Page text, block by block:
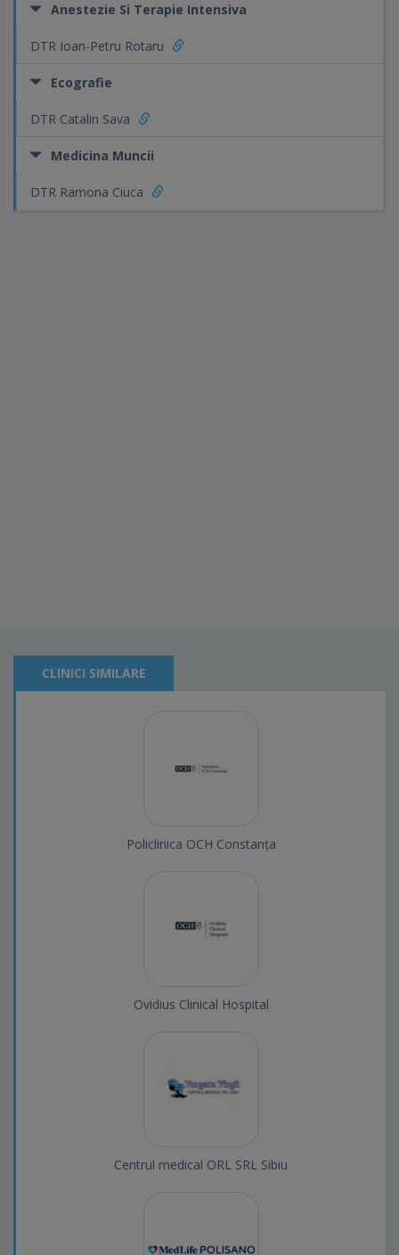
Anestezie Si Terapie Intensiva
DTR Ioan-Petru Rotaru
Ecografie
DTR Catalin Sava
Medicina Muncii
DTR Ramona Ciuca
CLINICI SIMILARE
Policlinica OCH Constanța
Ovidius Clinical Hospital
Centrul medical ORL SRL Sibiu